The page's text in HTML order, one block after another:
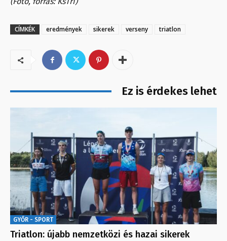
CÍMKÉK eredmények sikerek verseny triatlon
Ez is érdekes lehet
GYŐR - SPORT
Triatlon: újabb nemzetközi és hazai sikerek